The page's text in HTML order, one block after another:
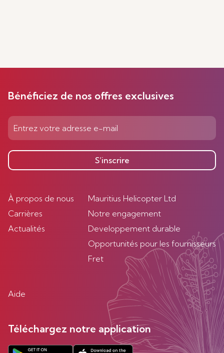
Bénéficiez de nos offres exclusives
S’inscrire
À propos de nous
Carrières
Actualités
Mauritius Helicopter Ltd
Notre engagement
Developpement durable
Opportunités pour les fournisseurs
Fret
Aide
Téléchargez notre application